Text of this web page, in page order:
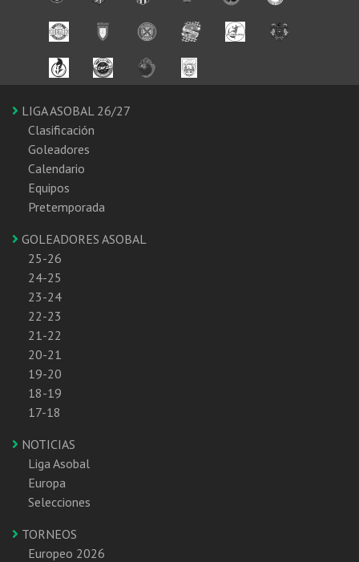
LIGA ASOBAL 26/27
Clasificación
Goleadores
Calendario
Equipos
Pretemporada
GOLEADORES ASOBAL
25-26
24-25
23-24
22-23
21-22
20-21
19-20
18-19
17-18
NOTICIAS
Liga Asobal
Europa
Selecciones
TORNEOS
Europeo 2026